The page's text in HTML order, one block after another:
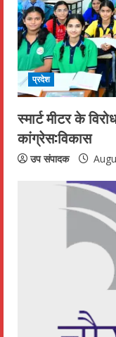
प्रदेश
स्मार्ट मीटर के
कांग्रेस:विकास
उप संपादक